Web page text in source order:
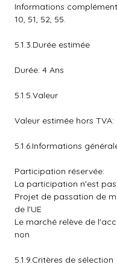
Informations
10, 51, 52, 55.
5.1.3.Durée estimée
Durée: 4 Ans
5.1.5.Valeur
Valeur estimée hors TVA:
5.1.6.Informations
Participation réservée:
La participation n'est pas
Projet de passation de
de l'UE
Le marché relève de
non
5.1.9.Critères de sélection